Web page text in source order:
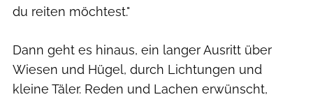
du reiten möchtest."
Dann geht es hinaus, ein langer Ausritt über
Wiesen und Hügel, durch Lichtungen und
kleine Täler. Reden und Lachen erwünscht,